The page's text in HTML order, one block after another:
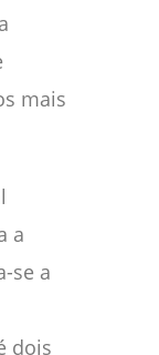
mais
a
se a
dois